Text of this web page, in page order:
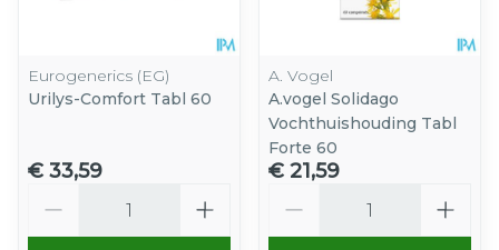
Eurogenerics (EG)
Urilys-Comfort Tabl 60
€ 33,59
A. Vogel
A.vogel Solidago
Vochthuishouding Tabl
Forte 60
€ 21,59